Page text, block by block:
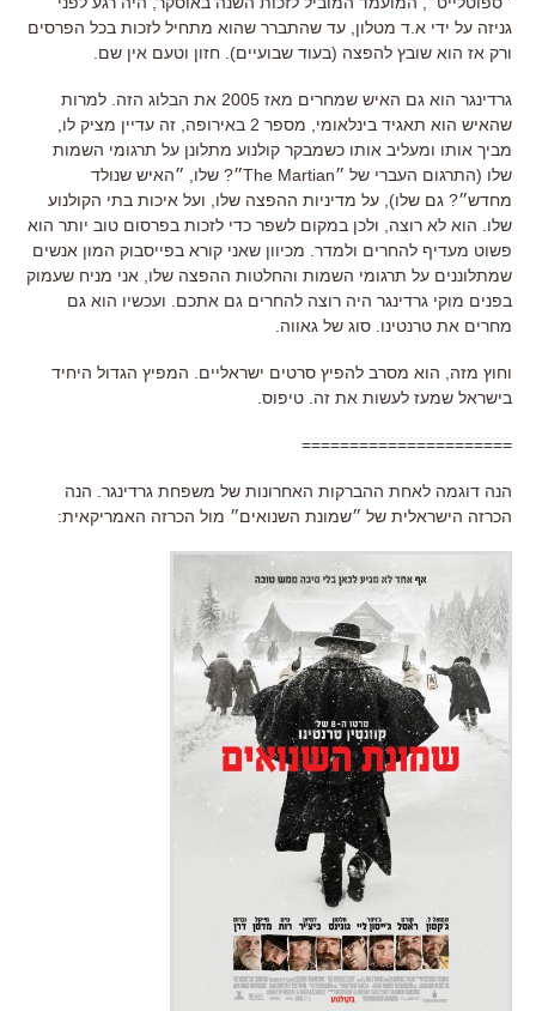
גניזה על ידי א.ד מטלון, עד שהתברר שהוא מתחיל לזכות בכל הפרסים
ורק אז הוא שובץ להפצה (בעוד שבועיים). חזון וטעם אין שם.
גרדינגר הוא גם האיש שמחרים מאז 2005 את הבלוג הזה. למרות
שהאיש הוא תאגיד בינלאומי, מספר 2 באירופה, זה עדיין מציק לו,
מביך אותו ומעליב אותו כשמבקר קולנוע מתלונן על תרגומי השמות
שלו (התרגום העברי של ״The Martian״? שלו, ״האיש שנולד
מחדש״? גם שלו), על מדיניות ההפצה שלו, ועל איכות בתי הקולנוע
שלו. הוא לא רוצה, ולכן במקום לשפר כדי לזכות בפרסום טוב יותר הוא
פשוט מעדיף להחרים ולמדר. מכיוון שאני קורא בפייסבוק המון אנשים
שמתלוננים על תרגומי השמות והחלטות ההפצה שלו, אני מניח שעמוק
בפנים מוקי גרדינגר היה רוצה להחרים גם אתכם. ועכשיו הוא גם
מחרים את טרנטינו. סוג של גאווה.
וחוץ מזה, הוא מסרב להפיץ סרטים ישראליים. המפיץ הגדול היחיד
בישראל שמעז לעשות את זה. טיפוס.
======================
הנה דוגמה לאחת ההברקות האחרונות של משפחת גרדינגר. הנה
הכרזה הישראלית של ״שמונת השנואים״ מול הכרזה האמריקאית: